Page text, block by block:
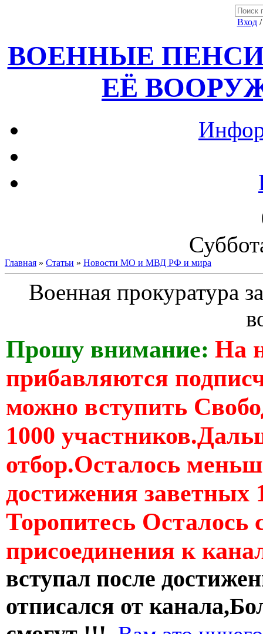
Вход
ВОЕННЫЕ
ЕЁ
Главная » Статьи » Новости МО и МВД РФ и мира
Военная прокуратура
Прошу внимание: На
прибавляются
можно вступить
1000
отбор.Осталось
достижения заветных
Торопитесь Осталось
присоединения к
вступал после
отписался от